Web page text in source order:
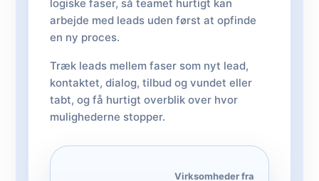
logiske faser, så teamet hurtigt kan
arbejde med leads uden først at opfinde
en ny proces.
Træk leads mellem faser som nyt lead,
kontaktet, dialog, tilbud og vundet eller
tabt, og få hurtigt overblik over hvor
mulighederne stopper.
Virksomheder fra